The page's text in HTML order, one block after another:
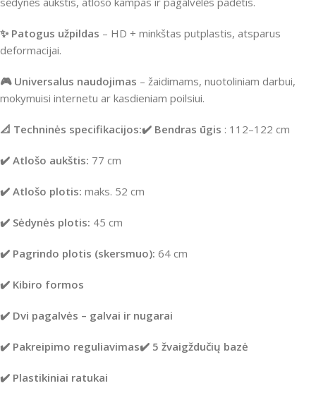
✨ Patogus užpildas – HD + minkštas putplastis, atsparus
deformacijai.
🎮 Universalus naudojimas – žaidimams, nuotoliniam darbui,
mokymuisi internetu ar kasdieniam poilsiui.
📐 Techninės specifikacijos:✔️ Bendras ūgis : 112–122 cm
✔️ Atlošo aukštis: 77 cm
✔️ Atlošo plotis: maks. 52 cm
✔️ Sėdynės plotis: 45 cm
✔️ Pagrindo plotis (skersmuo): 64 cm
✔️ Kibiro formos
✔️ Dvi pagalvės – galvai ir nugarai
✔️ Pakreipimo reguliavimas✔️ 5 žvaigždučių bazė
✔️ Plastikiniai ratukai